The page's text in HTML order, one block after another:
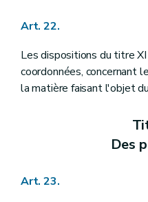
Art. 22.
Les dispositions du titre
coordonnées, concernant
la matière faisant l'objet
Des
Art. 23.